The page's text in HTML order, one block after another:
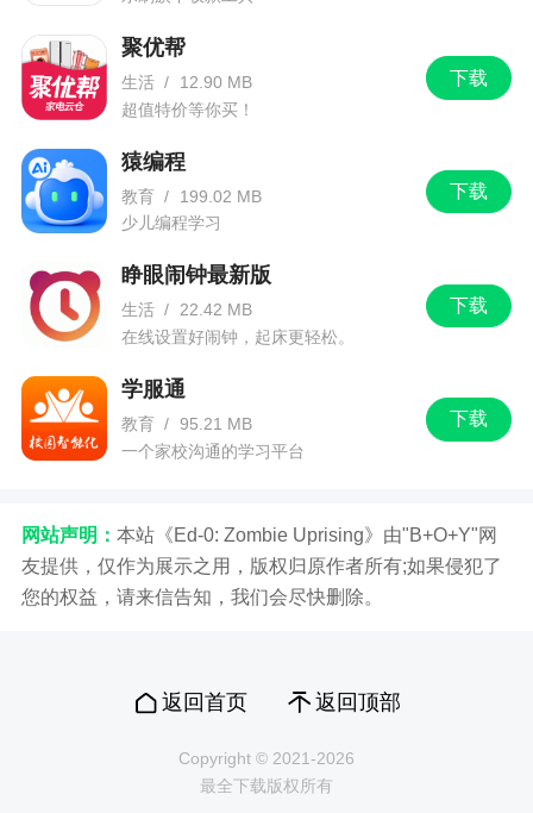
精彩的时刻
2、一键购买更多时尚图片，享受着全新的时刻
3、提供更加优质的图片编辑，制作出更加完美
4、了解到相关照片的最新报道，体验更加精彩
的数据情况
小编评价
1、支持拍照片、加水印、美颜、滤镜、拍照打
卡、签到，可用于照片编辑、微商水印、工作拍
照、打卡签到、旅游拍照、生活拍照等场景，统统
一键全搞定
机是一款全新打造的手机照片处理软件，该APP拥
有一键去除照片水印或者添加水印的功能，还有多
种实用的照片处理功能，欢迎有需要的下载使用
印了，自定义各种的样式的水印，感兴趣的话就来
下载
聚优帮
生活 /
12.90 MB
超值特价等你买！
下载
猿编程
教育 /
199.02 MB
少儿编程学习
下载
睁眼闹钟最新版
生活 / 22.42 MB
在线设置好闹钟，起床更轻松。
下载
学服通
教育 / 95.21 MB
一个家校沟通的学习平台
网站声明： 本站《Ed-0: Zombie Uprising》由"B+O+Y"网
友提供，仅作为展示之用，版权归原作者所有;如果侵犯了
您的权益，请来信告知，我们会尽快删除。
返回首页 返回顶部
Copyright © 2021-2026
最全下载版权所有